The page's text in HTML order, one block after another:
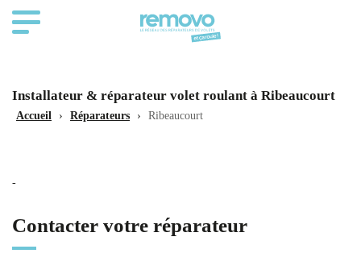
Installateur & réparateur volet roulant à Ribeaucourt
Accueil › Réparateurs › Ribeaucourt
-
Contacter votre réparateur